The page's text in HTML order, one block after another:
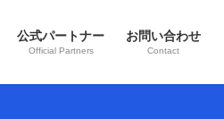
公式パートナー
Official Partners
お問い合わせ
Contact